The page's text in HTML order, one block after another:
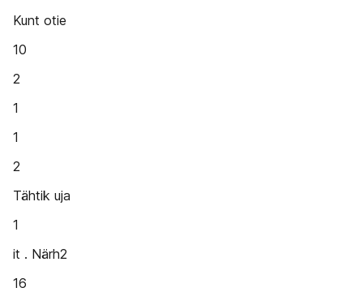
Kunt otie
10
2
1
1
2
Tähtik uja
1
it . Närh2
16